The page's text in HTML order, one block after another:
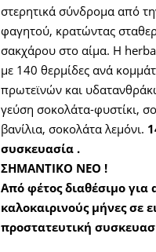
στερητικά σύνδρομα από
φαγητού, κρατώντας
σακχάρου στο αίμα. Η
με 140 θερμίδες ανά
πρωτεϊνών και
γεύση σοκολάτα-φυστίκι,
βανίλια, σοκολάτα λεμόνι.
συσκευασία .
ΣΗΜΑΝΤΙΚΟ ΝΕΟ !
Από φέτος διαθέσιμο για
καλοκαιρινούς μήνες σε
προστατευτική